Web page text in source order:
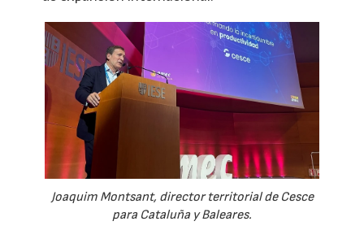
Joaquim Montsant, director territorial de Cesce
para Cataluña y Baleares.